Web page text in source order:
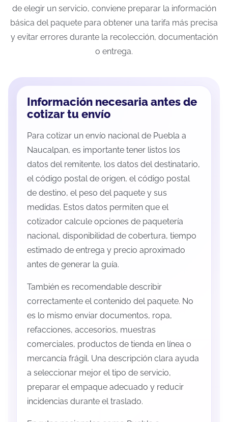
de elegir un servicio, conviene preparar la información
básica del paquete para obtener una tarifa más precisa
y evitar errores durante la recolección, documentación
o entrega.
Información necesaria antes de
cotizar tu envío
Para cotizar un envío nacional de Puebla a
Naucalpan, es importante tener listos los
datos del remitente, los datos del destinatario,
el código postal de origen, el código postal
de destino, el peso del paquete y sus
medidas. Estos datos permiten que el
cotizador calcule opciones de paquetería
nacional, disponibilidad de cobertura, tiempo
estimado de entrega y precio aproximado
antes de generar la guía.
También es recomendable describir
correctamente el contenido del paquete. No
es lo mismo enviar documentos, ropa,
refacciones, accesorios, muestras
comerciales, productos de tienda en línea o
mercancía frágil. Una descripción clara ayuda
a seleccionar mejor el tipo de servicio,
preparar el empaque adecuado y reducir
incidencias durante el traslado.